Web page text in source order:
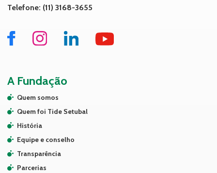
Telefone: (11) 3168-3655
A Fundação
Quem somos
Quem foi Tide Setubal
História
Equipe e conselho
Transparência
Parcerias